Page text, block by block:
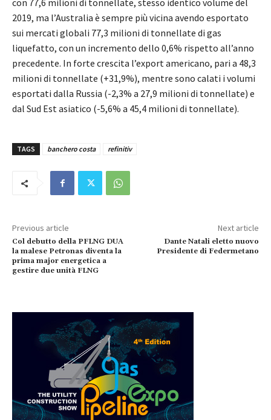
con 77,6 milioni di tonnellate, stesso identico volume del
2019, ma l’Australia è sempre più vicina avendo esportato
sui mercati globali 77,3 milioni di tonnellate di gas
liquefatto, con un incremento dello 0,6% rispetto all’anno
precedente. In forte crescita l’export americano, pari a 48,3
milioni di tonnellate (+31,9%), mentre sono calati i volumi
esportati dalla Russia (-2,3% a 27,9 milioni di tonnellate) e
dal Sud Est asiatico (-5,6% a 45,4 milioni di tonnellate).
TAGS banchero costa refinitiv
Previous article
Col debutto della PFLNG DUA
la malese Petronas diventa la
prima major energetica a
gestire due unità FLNG
Next article
Dante Natali eletto nuovo
Presidente di Federmetano